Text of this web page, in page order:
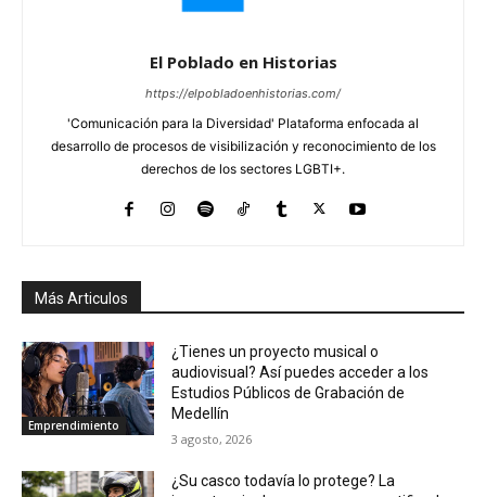
El Poblado en Historias
https://elpobladoenhistorias.com/
'Comunicación para la Diversidad' Plataforma enfocada al
desarrollo de procesos de visibilización y reconocimiento de los
derechos de los sectores LGBTI+.
Más Articulos
Emprendimiento
¿Tienes un proyecto musical o
audiovisual? Así puedes acceder a los
Estudios Públicos de Grabación de
Medellín
3 agosto, 2026
¿Su casco todavía lo protege? La